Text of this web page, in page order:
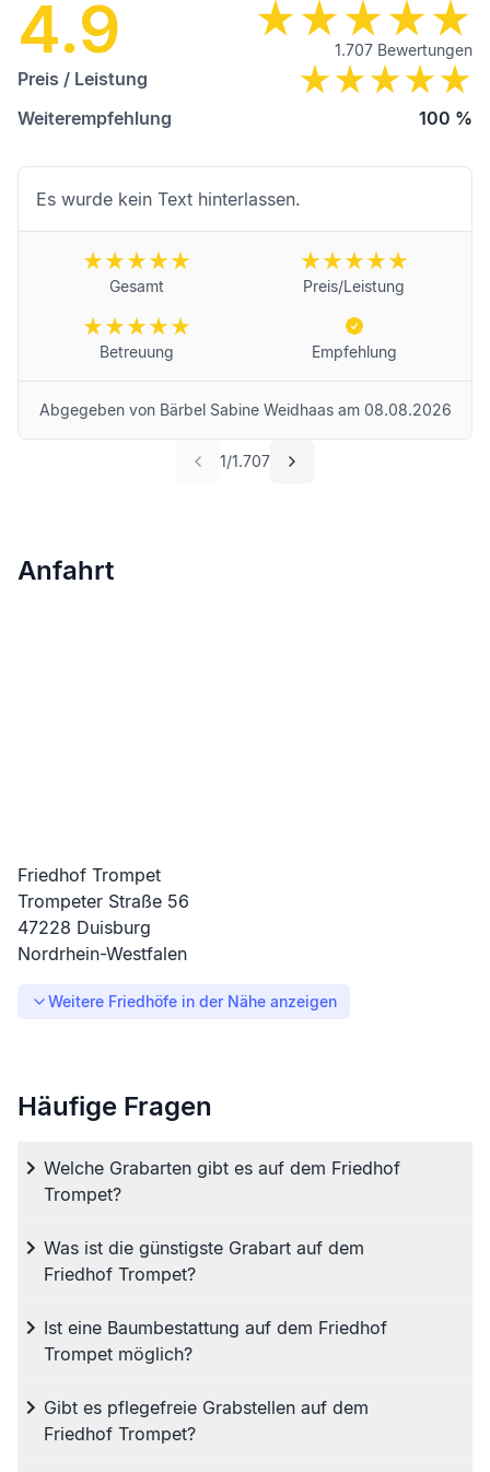
4.9 1.707 Bewertungen
Preis / Leistung
Weiterempfehlung
100 %
1/1.707
Es wurde kein Text hinterlassen.
Gesamt Preis/Leistung
Betreuung Empfehlung
Abgegeben von Bärbel Sabine Weidhaasam 08.08.2026
Anfahrt
Friedhof Trompet
Trompeter Straße 56
47228 Duisburg
Nordrhein-Westfalen
Weitere Friedhöfe in der Nähe anzeigen
Häufige Fragen
Welche Grabarten gibt es auf dem Friedhof
Trompet?
Was ist die günstigste Grabart auf dem
Friedhof Trompet?
Ist eine Baumbestattung auf dem Friedhof
Trompet möglich?
Gibt es pflegefreie Grabstellen auf dem
Friedhof Trompet?